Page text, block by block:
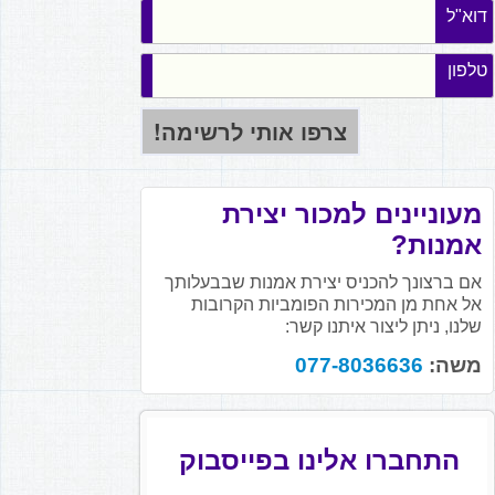
דוא"ל
טלפון
מעוניינים למכור יצירת
אמנות?
אם ברצונך להכניס יצירת אמנות שבבעלותך
אל אחת מן המכירות הפומביות הקרובות
שלנו, ניתן ליצור איתנו קשר:
משה: 077-8036636
התחברו אלינו בפייסבוק